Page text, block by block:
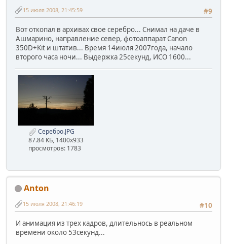
#9
15 июля 2008, 21:45:59
Вот откопал в архивах свое серебро... Снимал на даче в
Ашмарино, направление север, фотоаппарат Canon
350D+Kit и штатив... Время 14июля 2007года, начало
второго часа ночи... Выдержка 25секунд, ИСО 1600...
Серебро.JPG
87.84 КБ, 1400x933
просмотров: 1783
Anton
#10
15 июля 2008, 21:46:19
И анимация из трех кадров, длительнось в реальном
времени около 53секунд...